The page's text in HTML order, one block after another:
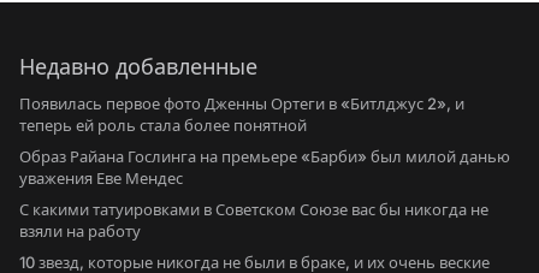
Недавно добавленные
Появилась первое фото Дженны Ортеги в «Битлджус 2», и
теперь ей роль стала более понятной
Образ Райана Гослинга на премьере «Барби» был милой данью
уважения Еве Мендес
С какими татуировками в Советском Союзе вас бы никогда не
взяли на работу
10 звезд, которые никогда не были в браке, и их очень веские